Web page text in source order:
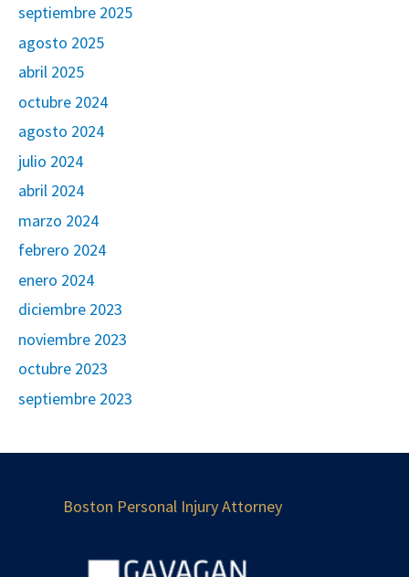
septiembre 2025
agosto 2025
abril 2025
octubre 2024
agosto 2024
julio 2024
abril 2024
marzo 2024
febrero 2024
enero 2024
diciembre 2023
noviembre 2023
octubre 2023
septiembre 2023
Boston Personal Injury Attorney